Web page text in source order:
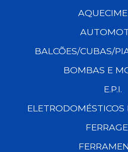
BALCÕES/CUBAS/
BOMBAS E
E.P.I.
ELETRODOMÉSTICOS